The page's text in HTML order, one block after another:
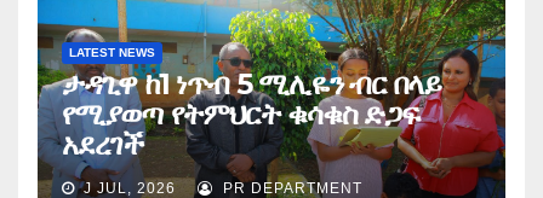
LATEST NEWS
ታዳጊዋ ከ1 ነጥብ 5 ሚሊዬን ብር በላይ
የሚያወጣ የትምህርት ቁሳቁስ ድጋፍ
አደረገች
J JUL, 2026 PR DEPARTMENT